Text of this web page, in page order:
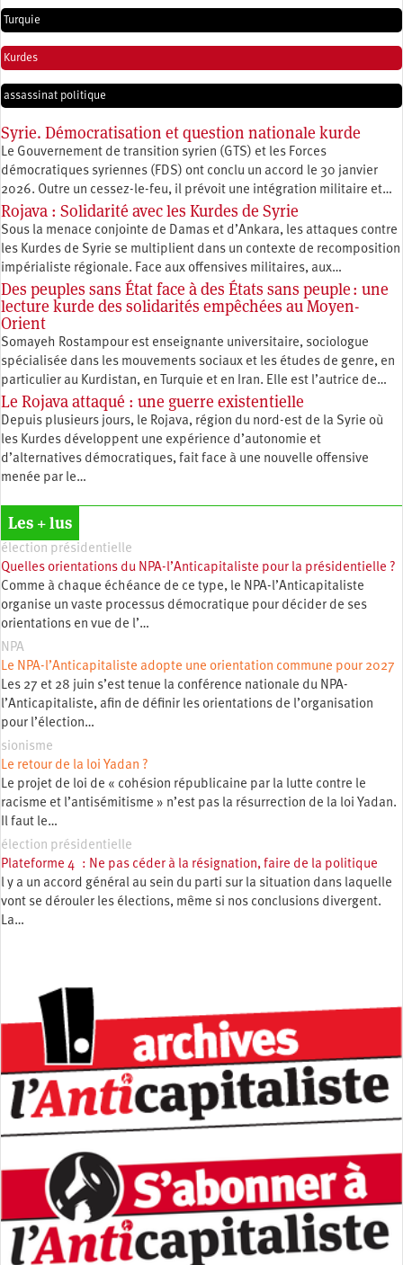
Turquie
Kurdes
assassinat politique
Syrie. Démocratisation et question nationale kurde
Le Gouvernement de transition syrien (GTS) et les Forces
démocratiques syriennes (FDS) ont conclu un accord le 30 janvier
2026. Outre un cessez-le-feu, il prévoit une intégration militaire et…
Rojava : Solidarité avec les Kurdes de Syrie
Sous la menace conjointe de Damas et d’Ankara, les attaques contre
les Kurdes de Syrie se multiplient dans un contexte de recomposition
impérialiste régionale. Face aux offensives militaires, aux…
Des peuples sans État face à des États sans peuple : une
lecture kurde des solidarités empêchées au Moyen-
Orient
Somayeh Rostampour est enseignante universitaire, sociologue
spécialisée dans les mouvements sociaux et les études de genre, en
particulier au Kurdistan, en Turquie et en Iran. Elle est l’autrice de…
Le Rojava attaqué : une guerre existentielle
Depuis plusieurs jours, le Rojava, région du nord-est de la Syrie où
les Kurdes développent une expérience d’autonomie et
d’alternatives démocratiques, fait face à une nouvelle offensive
menée par le…
Les + lus
élection présidentielle
Quelles orientations du NPA-l’Anticapitaliste pour la présidentielle ?
Comme à chaque échéance de ce type, le NPA-l’Anticapitaliste
organise un vaste processus démocratique pour décider de ses
orientations en vue de l’…
NPA
Le NPA-l’Anticapitaliste adopte une orientation commune pour 2027
Les 27 et 28 juin s’est tenue la conférence nationale du NPA-
l’Anticapitaliste, afin de définir les orientations de l’organisation
pour l’élection…
sionisme
Le retour de la loi Yadan ?
Le projet de loi de « cohésion républicaine par la lutte contre le
racisme et l’antisémitisme » n’est pas la résurrection de la loi Yadan.
Il faut le…
élection présidentielle
Plateforme 4 : Ne pas céder à la résignation, faire de la politique
l y a un accord général au sein du parti sur la situation dans laquelle
vont se dérouler les élections, même si nos conclusions divergent.
La…